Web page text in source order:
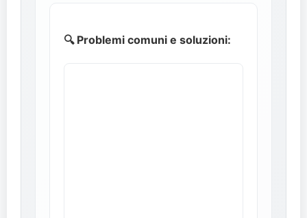
🔍 Problemi comuni e soluzioni: